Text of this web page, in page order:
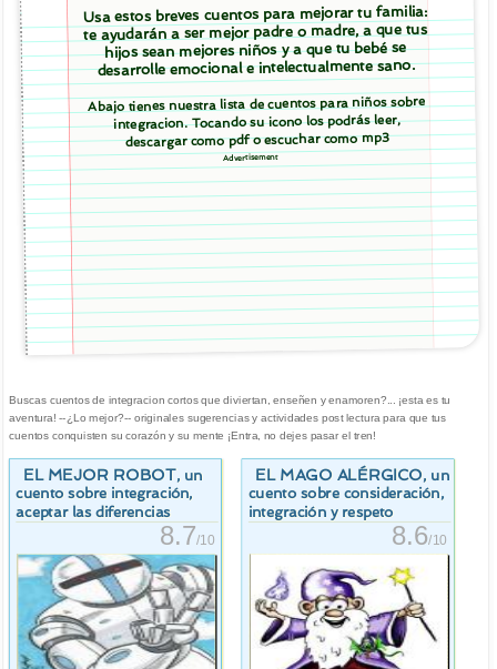
Usa estos breves cuentos para mejorar tu familia:
te ayudarán a ser mejor padre o madre, a que tus
hijos sean mejores niños y a que tu bebé se
desarrolle emocional e intelectualmente sano.
Abajo tienes nuestra lista de cuentos para niños sobre
integracion. Tocando su icono los podrás leer,
descargar como pdf o escuchar como mp3
Advertisement
Buscas cuentos de integracion cortos que diviertan, enseñen y enamoren?... ¡esta es tu
aventura! --¿Lo mejor?-- originales sugerencias y actividades post lectura para que tus
cuentos conquisten su corazón y su mente ¡Entra, no dejes pasar el tren!
EL MEJOR ROBOT, un
cuento sobre integración,
aceptar las diferencias
8.7/10
EL MAGO ALÉRGICO, un
cuento sobre consideración,
integración y respeto
8.6/10